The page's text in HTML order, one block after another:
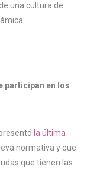
una cultura de
participan en los
la última
normativa y que
que tienen las